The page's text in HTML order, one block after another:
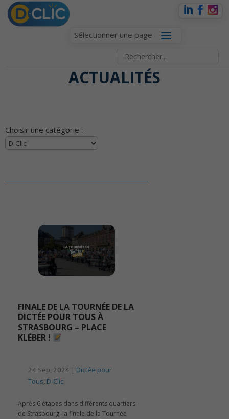
Sélectionner une page
ACTUALITÉS
Choisir une catégorie :
FINALE DE LA TOURNÉE DE LA
DICTÉE POUR TOUS À
STRASBOURG – PLACE
KLÉBER !
24 Sep, 2024 | Dictée pour
Tous, D-Clic
Après 6 étapes dans différents quartiers
de Strasbourg, la finale de la Tournée